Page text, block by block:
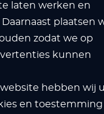
laten werken en
plaatsen
zodat we op
kunnen
hebben wij
en toestemming